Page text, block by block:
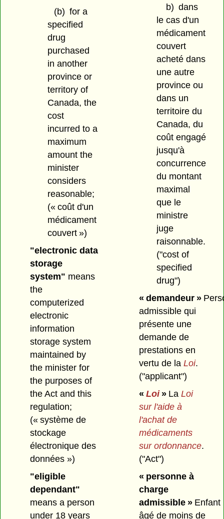
(b) for a
specified
drug
purchased
in another
province or
territory of
Canada, the
cost
incurred to a
maximum
amount the
minister
considers
reasonable;
(« coût d'un
médicament
couvert »)
"electronic data
storage
system" means
the
computerized
electronic
information
storage system
maintained by
the minister for
the purposes of
the Act and this
regulation;
(« système de
stockage
électronique des
données »)
"eligible
dependant"
means a person
under 18 years
b) dans
le cas d'un
médicament
couvert
acheté dans
une autre
province ou
dans un
territoire du
Canada, du
coût engagé
jusqu'à
concurrence
du montant
maximal
que le
ministre
juge
raisonnable.
("cost of
specified
drug")
« demandeur »
admissible qui
présente une
demande de
prestations en
vertu de la Loi.
("applicant")
« Loi»La Loi
sur l'aide à
l'achat de
médicaments
sur ordonnance.
("Act")
« personne à
charge
admissible »Enfant
âgé de moins de